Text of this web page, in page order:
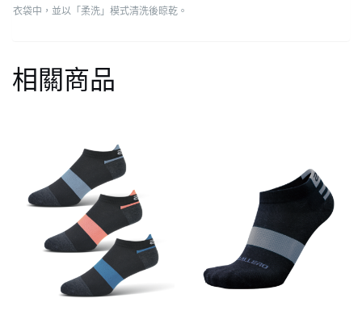
衣袋中，並以「柔洗」模式清洗後晾乾。
相關商品